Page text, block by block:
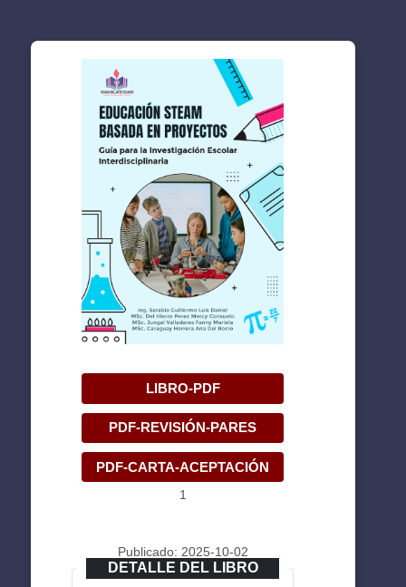
LIBRO-PDF
PDF-REVISIÓN-PARES
PDF-CARTA-ACEPTACIÓN
1
Publicado: 2025-10-02
DETALLE DEL LIBRO